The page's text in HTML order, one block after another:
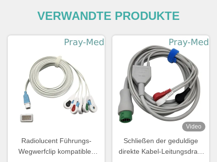
VERWANDTE PRODUKTE
Radiolucent Führungs-
Wegwerfclip kompatibles
Video
Schließen der geduldige
direkte Kabel-Leitungsdraht